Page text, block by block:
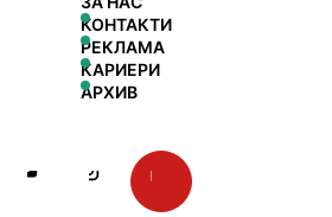
КОНТАКТИ
РЕКЛАМА
КАРИЕРИ
АРХИВ